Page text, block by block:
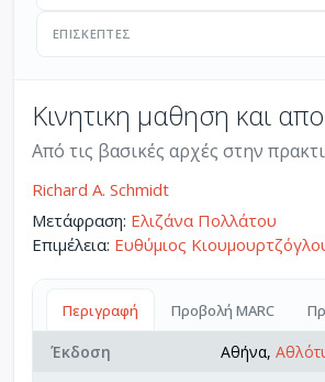
ΕΠΙΣΚΈΠΤΕΣ
Κινητικη μαθηση και
Από τις βασικές αρχές στην
Richard A. Schmidt
Μετάφραση: Ελιζάνα Πολλάτου
Επιμέλεια: Ευθύμιος
Περιγραφή Προβολή MARC
Έκδοση Αθήνα,